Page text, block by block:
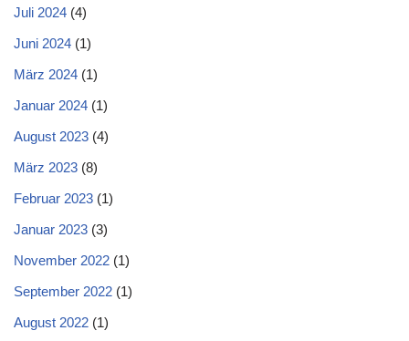
Juli 2024 (4)
Juni 2024 (1)
März 2024 (1)
Januar 2024 (1)
August 2023 (4)
März 2023 (8)
Februar 2023 (1)
Januar 2023 (3)
November 2022 (1)
September 2022 (1)
August 2022 (1)